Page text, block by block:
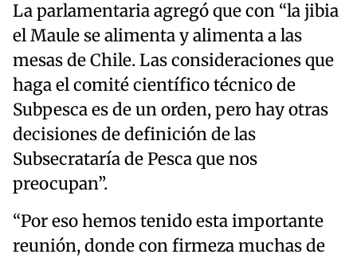
La parlamentaria agregó que con “la jibia
el Maule se alimenta y alimenta a las
mesas de Chile. Las consideraciones que
haga el comité científico técnico de
Subpesca es de un orden, pero hay otras
decisiones de definición de las
Subsecrataría de Pesca que nos
preocupan”.
“Por eso hemos tenido esta importante
reunión, donde con firmeza muchas de